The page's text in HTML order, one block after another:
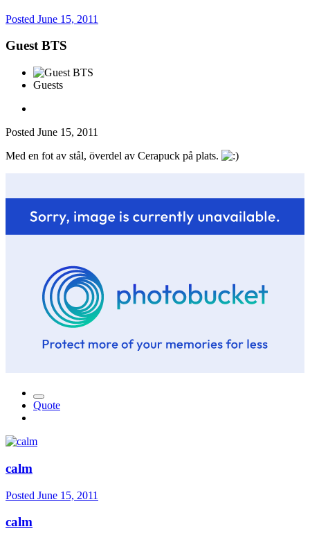
Posted June 15, 2011
Guest BTS
Guests
Posted June 15, 2011
Med en fot av stål, överdel av Cerapuck på plats.
Quote
calm
Posted June 15, 2011
calm